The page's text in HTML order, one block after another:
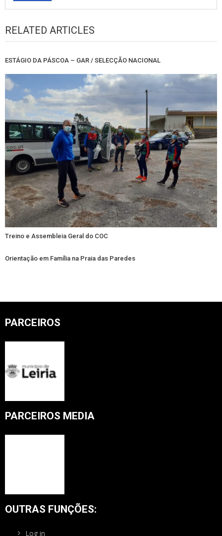
RELATED ARTICLES
ESTÁGIO DA PÁSCOA – GAR / SELECÇÃO NACIONAL
Treino e Assembleia Geral do COC
Orientação em Família na Praia das Paredes
PARCEIROS
PARCEIROS MEDIA
OUTRAS FUNÇÕES:
Log in